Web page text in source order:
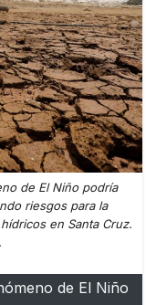
de El Niño podría
riesgos para la
en Santa Cruz.
de El Niño